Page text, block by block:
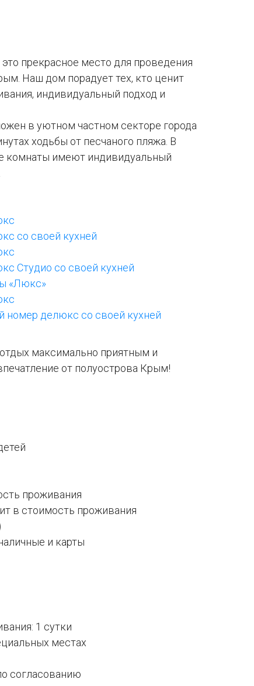
это прекрасное место для проведения
Наш дом порадует тех, кто ценит
индивидуальный подход и
в уютном частном секторе города
ходьбы от песчаного пляжа. В
комнаты имеют индивидуальный
со своей кухней
Студио со своей кухней
«Люкс»
номер делюкс со своей кухней
максимально приятным и
от полуострова Крым!
проживания
в стоимость проживания
и карты
1 сутки
местах
согласованию